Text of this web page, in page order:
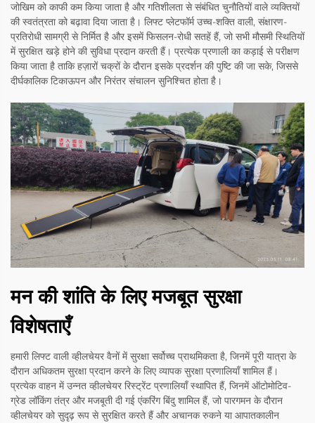
जोखिम को काफी कम किया जाता है और गतिशीलता से संबंधित चुनौतियों वाले व्यक्तियों
की स्वतंत्रता को बढ़ावा दिया जाता है। लिफ्ट प्लेटफॉर्म उच्च-शक्ति वाली, संक्षारण-
प्रतिरोधी सामग्री से निर्मित है और इसमें फिसलन-रोधी सतहें हैं, जो सभी मौसमी स्थितियों
में सुरक्षित खड़े होने की सुविधा प्रदान करती हैं। प्रत्येक प्रणाली का कड़ाई से परीक्षण
किया जाता है ताकि हज़ारों चक्रों के दौरान इसके प्रदर्शन की पुष्टि की जा सके, जिससे
दीर्घकालिक टिकाऊपन और निरंतर संचालन सुनिश्चित होता है।
मन की शांति के लिए मजबूत सुरक्षा
विशेषताएँ
हमारी लिफ्ट वाली व्हीलचेयर वैनों में सुरक्षा सर्वोच्च प्राथमिकता है, जिनमें पूरी यात्रा के
दौरान अधिकतम सुरक्षा प्रदान करने के लिए व्यापक सुरक्षा प्रणालियाँ शामिल हैं।
प्रत्येक वाहन में उन्नत व्हीलचेयर रिस्ट्रेंट प्रणालियाँ स्थापित हैं, जिनमें ऑटोमोटिव-
ग्रेड लॉकिंग तंत्र और मजबूती दी गई एंकरिंग बिंदु शामिल हैं, जो पारगमन के दौरान
व्हीलचेयर को सुदृढ़ रूप से सुरक्षित करते हैं और अचानक रुकने या आपातकालीन